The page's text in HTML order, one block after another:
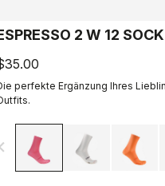
2 W 12 SOCK
perfekte Ergänzung Ihres